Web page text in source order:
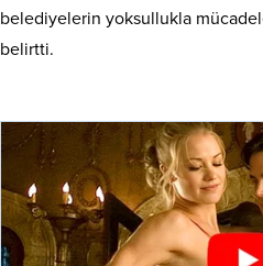
belediyelerin yoksullukla
belirtti.